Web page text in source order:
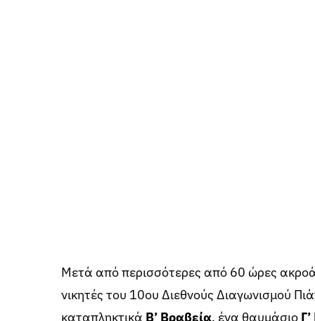
Μετά από περισσότερες από 60 ώρες
νικητές του 10ου Διεθνούς Διαγωνισμού
καταπληκτικά Β’ Βραβεία, ένα θαυμάσιοΓ’